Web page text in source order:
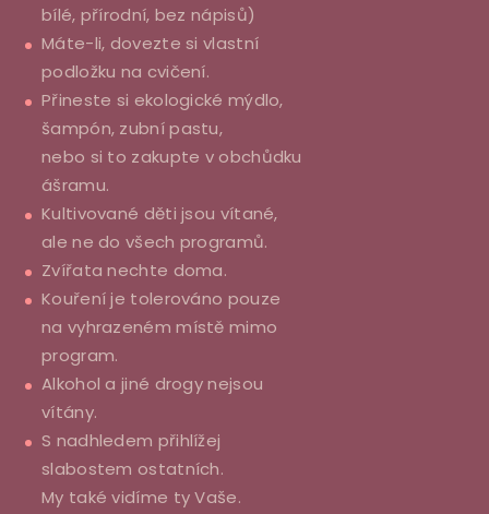
bílé, přírodní, bez nápisů)
Máte-li, dovezte si vlastní
podložku na cvičení.
Přineste si ekologické mýdlo,
šampón, zubní pastu,
nebo si to zakupte v obchůdku
ášramu.
Kultivované děti jsou vítané,
ale ne do všech programů.
Zvířata nechte doma.
Kouření je tolerováno pouze
na vyhrazeném místě mimo
program.
Alkohol a jiné drogy nejsou
vítány.
S nadhledem přihlížej
slabostem ostatních.
My také vidíme ty Vaše.